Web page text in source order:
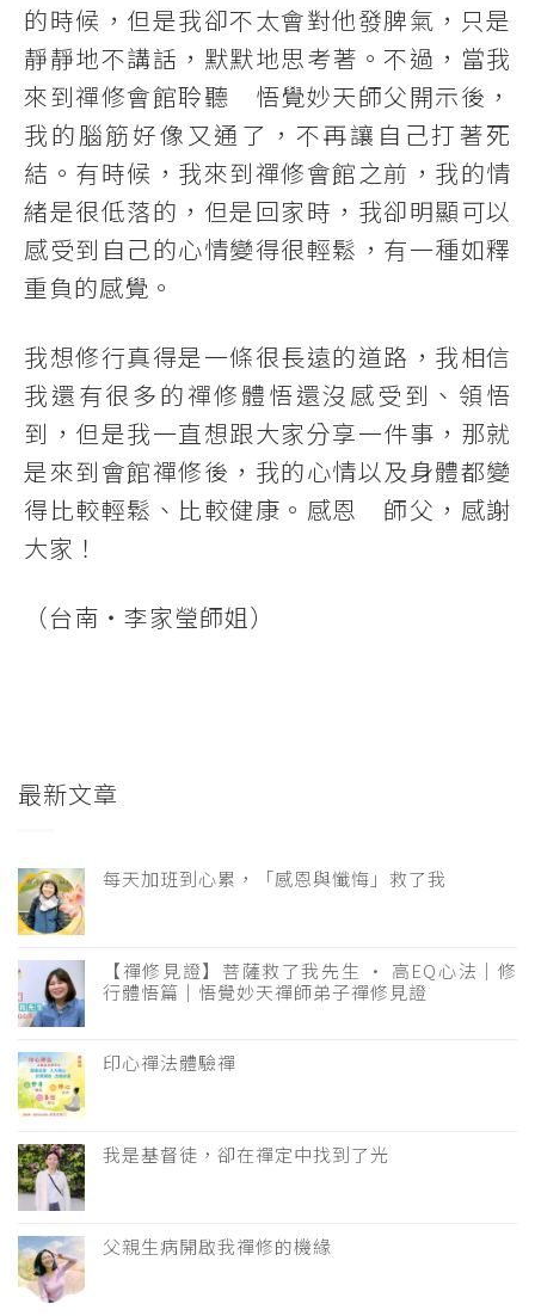
的時候，但是我卻不太會對他發脾氣，只是
靜靜地不講話，默默地思考著。不過，當我
來到禪修會館聆聽 悟覺妙天師父開示後，
我的腦筋好像又通了，不再讓自己打著死
結。有時候，我來到禪修會館之前，我的情
緒是很低落的，但是回家時，我卻明顯可以
感受到自己的心情變得很輕鬆，有一種如釋
重負的感覺。
我想修行真得是一條很長遠的道路，我相信
我還有很多的禪修體悟還沒感受到、領悟
到，但是我一直想跟大家分享一件事，那就
是來到會館禪修後，我的心情以及身體都變
得比較輕鬆、比較健康。感恩 師父，感謝
大家！
（台南‧李家瑩師姐）
最新文章
每天加班到心累，「感恩與懺悔」救了我
【禪修見證】菩薩救了我先生 · 高EQ心法｜修
行體悟篇｜悟覺妙天禪師弟子禪修見證
印心禪法體驗禪
我是基督徒，卻在禪定中找到了光
父親生病開啟我禪修的機緣